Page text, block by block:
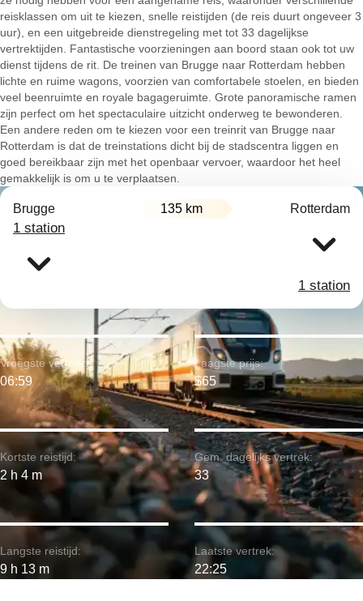
reisklassen om uit te kiezen, snelle reistijden (de reis duurt ongeveer 3
uur), en een uitgebreide dienstregeling met tot 33 dagelijkse
vertrektijden. Fantastische voorzieningen aan boord staan ook tot uw
dienst tijdens de rit. De treinen van Brugge naar Rotterdam hebben
lichte en ruime wagons, voorzien van comfortabele stoelen, en bieden
veel beenruimte en royale bagageruimte. Grote panoramische ramen
zijn perfect om het spectaculaire uitzicht onderweg te bewonderen.
Een andere reden om te kiezen voor een treinrit van Brugge naar
Rotterdam is dat de treinstations dicht bij de stadscentra liggen en
goed bereikbaar zijn met het openbaar vervoer, waardoor het heel
gemakkelijk is om u te verplaatsen.
Brugge 135 km Rotterdam
1 station
1 station
Kortste reistijd:
2 h 4 m
Vroegste vertrek:
06:59
Langste reistijd:
9 h 13 m
Laagste prijs:
$65
Gem. dagelijks vertrek:
33
Laatste vertrek:
22:25